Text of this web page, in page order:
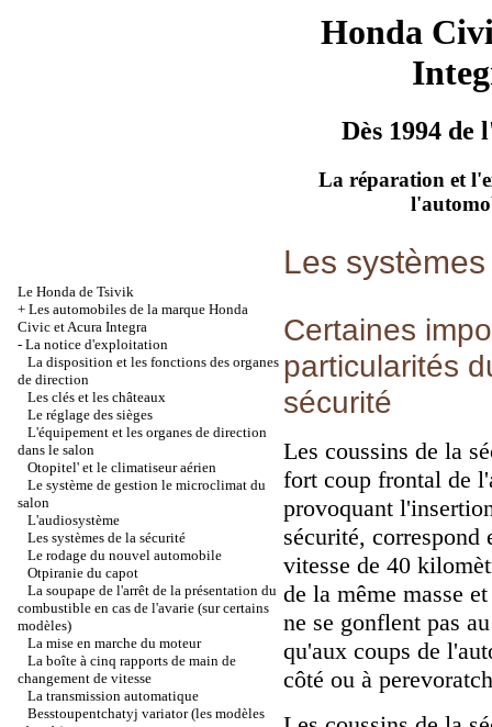
Honda
Dès 1994 de
La réparation et
Le Honda de Tsivik
+ Les automobiles de la marque Honda
Civic et Acura Integra
- La notice d'exploitation
La disposition et les fonctions des organes
de direction
Les clés et les châteaux
Le réglage des sièges
L'équipement et les organes de direction
dans le salon
Otopitel' et le climatiseur aérien
Le système de gestion le microclimat du
salon
L'audiosystème
Les systèmes de la sécurité
Le rodage du nouvel automobile
Otpiranie du capot
La soupape de l'arrêt de la présentation du
combustible en cas de l'avarie (sur certains
modèles)
La mise en marche du moteur
La boîte à cinq rapports de main de
changement de vitesse
La transmission automatique
Besstoupentchatyj variator (les modèles
Les
Certaines
particularités
sécurité
Les coussins de la
fort coup frontal de
provoquant
sécurité,
vitesse de 40
de la même masse
ne se gonflent pas
qu'aux coups de
côté ou à